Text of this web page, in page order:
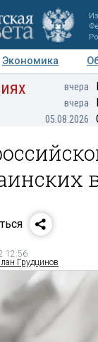
Экономика
вчера
вчера
05.08.2026
12:56
Грудцинов